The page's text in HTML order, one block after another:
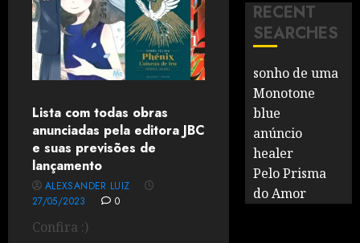
Lista com todas obras
anunciadas pela editora JBC
e suas previsões de
lançamento
ALEXSANDER LUIZ
27/05/2023
0
Confira :)
RECENT
SEARCHES
sonho de uma
Monotone
blue
anúncio
healer
Pelo Prisma
do Amor